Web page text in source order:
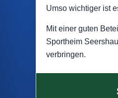
Umso wichtiger ist
Mit einer guten
Sportheim
verbringen.